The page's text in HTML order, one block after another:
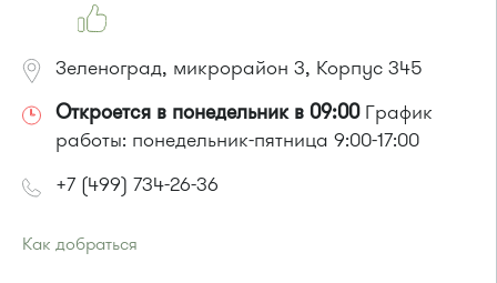
Зеленоград, микрорайон 3, Корпус 345
Откроется в понедельник в 09:00График
работы: понедельник-пятница 9:00-17:00
+7 (499) 734-26-36
Как добраться